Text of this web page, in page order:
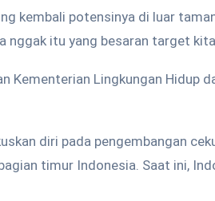
kembali potensinya di luar
nggak itu yang besaran target
Kementerian Lingkungan Hidup
diri pada pengembangan
timur Indonesia. Saat ini,